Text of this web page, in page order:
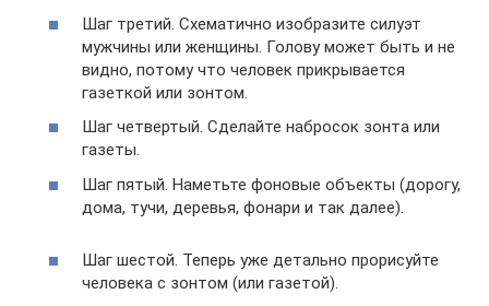
Шаг третий. Схематично изобразите силуэт
мужчины или женщины. Голову может быть и не
видно, потому что человек прикрывается
газеткой или зонтом.
Шаг четвертый. Сделайте набросок зонта или
газеты.
Шаг пятый. Наметьте фоновые объекты (дорогу,
дома, тучи, деревья, фонари и так далее).
Шаг шестой. Теперь уже детально прорисуйте
человека с зонтом (или газетой).